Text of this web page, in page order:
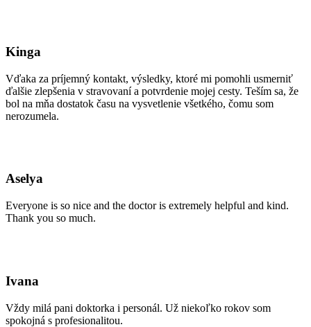
Kinga
Vďaka za príjemný kontakt, výsledky, ktoré mi pomohli usmerniť
ďalšie zlepšenia v stravovaní a potvrdenie mojej cesty. Teším sa, že
bol na mňa dostatok času na vysvetlenie všetkého, čomu som
nerozumela.
Aselya
Everyone is so nice and the doctor is extremely helpful and kind.
Thank you so much.
Ivana
Vždy milá pani doktorka i personál. Už niekoľko rokov som
spokojná s profesionalitou.